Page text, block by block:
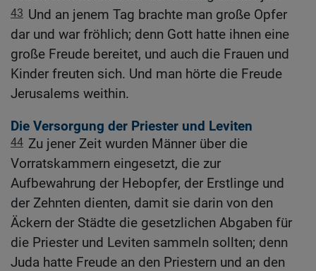
43 Und an jenem Tag brachte man große Opfer
dar und war fröhlich; denn Gott hatte ihnen eine
große Freude bereitet, und auch die Frauen und
Kinder freuten sich. Und man hörte die Freude
Jerusalems weithin.
Die Versorgung der Priester und Leviten
44 Zu jener Zeit wurden Männer über die
Vorratskammern eingesetzt, die zur
Aufbewahrung der Hebopfer, der Erstlinge und
der Zehnten dienten, damit sie darin von den
Äckern der Städte die gesetzlichen Abgaben für
die Priester und Leviten sammeln sollten; denn
Juda hatte Freude an den Priestern und an den